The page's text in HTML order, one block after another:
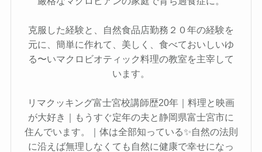
克服した経験と、自然食品店勤務２０年の経験を
元に、簡単に作れて、美しく、食べておいしいゆ
る〜いマクロビオティック料理の教室を主宰して
います。
リマクッキング富士宮校講師歴20年｜料理と映画
が大好き｜もうすぐ定年の夫と静岡県富士宮市に
住んでいます。｜体は全部知っている✨自然の法則
に沿えば無理しなくても自然に健康で幸せになっ